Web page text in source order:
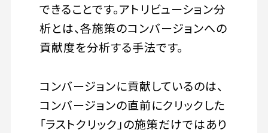
できることです。アトリビューション分
析とは、各施策のコンバージョンへの
貢献度を分析する手法です。
コンバージョンに貢献しているのは、
コンバージョンの直前にクリックした
「ラストクリック」の施策だけではあり